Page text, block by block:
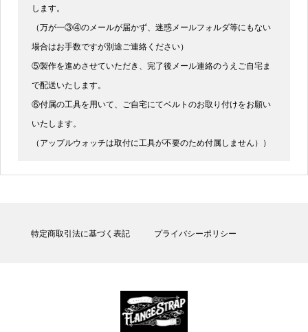
します。
（万が一③④のメールが届かず、迷惑メールフォルダ等にもない
場合はお手数ですが別途ご連絡ください）
⑤製作を進めさせていただき、完了後メール連絡のうえご自宅ま
で配送いたします。
⑥付属の工具を用いて、ご自宅にてベルトのお取り付けをお願い
いたします。
（アップルウォッチは取付に工具が不要のため付属しません））
特定商取引法に基づく表記 プライバシーポリシー